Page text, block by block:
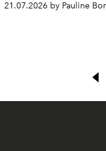
21.07.2026 by Pauline